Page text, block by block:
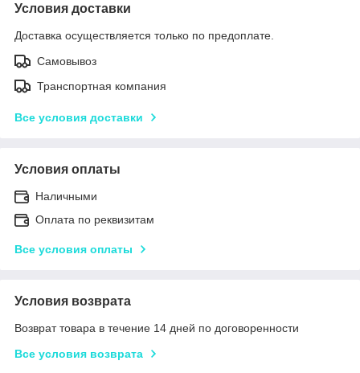
Условия доставки
Доставка осуществляется только по предоплате.
Самовывоз
Транспортная компания
Все условия доставки
Условия оплаты
Наличными
Оплата по реквизитам
Все условия оплаты
Условия возврата
Возврат товара в течение 14 дней по договоренности
Все условия возврата